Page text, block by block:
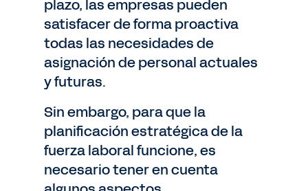
plazo, las empresas pueden
satisfacer de forma proactiva
todas las necesidades de
asignación de personal actuales
y futuras.
Sin embargo, para que la
planificación estratégica de la
fuerza laboral funcione, es
necesario tener en cuenta